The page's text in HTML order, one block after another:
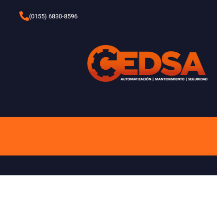
(0155) 6830-8596